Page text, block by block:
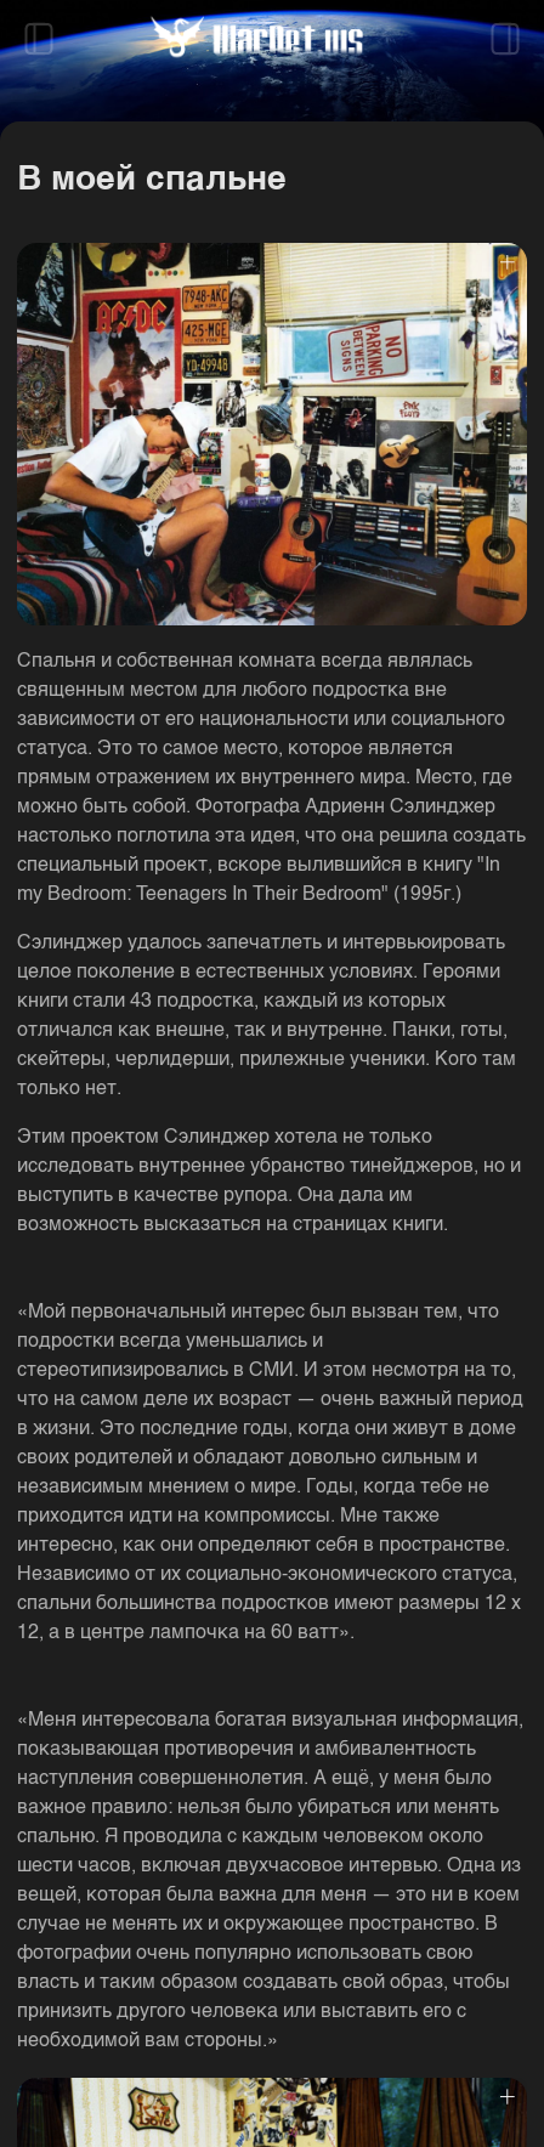
В моей спальне
Спальня и собственная комната всегда являлась
священным местом для любого подростка вне
зависимости от его национальности или социального
статуса. Это то самое место, которое является
прямым отражением их внутреннего мира. Место, где
можно быть собой. Фотографа Адриенн Сэлинджер
настолько поглотила эта идея, что она решила создать
специальный проект, вскоре вылившийся в книгу "In
my Bedroom: Teenagers In Their Bedroom" (1995г.)
Сэлинджер удалось запечатлеть и интервьюировать
целое поколение в естественных условиях. Героями
книги стали 43 подростка, каждый из которых
отличался как внешне, так и внутренне. Панки, готы,
скейтеры, черлидерши, прилежные ученики. Кого там
только нет.
Этим проектом Сэлинджер хотела не только
исследовать внутреннее убранство тинейджеров, но и
выступить в качестве рупора. Она дала им
возможность высказаться на страницах книги.
«Мой первоначальный интерес был вызван тем, что
подростки всегда уменьшались и
стереотипизировались в СМИ. И этом несмотря на то,
что на самом деле их возраст — очень важный период
в жизни. Это последние годы, когда они живут в доме
своих родителей и обладают довольно сильным и
независимым мнением о мире. Годы, когда тебе не
приходится идти на компромиссы. Мне также
интересно, как они определяют себя в пространстве.
Независимо от их социально-экономического статуса,
спальни большинства подростков имеют размеры 12 х
12, а в центре лампочка на 60 ватт».
«Меня интересовала богатая визуальная информация,
показывающая противоречия и амбивалентность
наступления совершеннолетия. А ещё, у меня было
важное правило: нельзя было убираться или менять
спальню. Я проводила с каждым человеком около
шести часов, включая двухчасовое интервью. Одна из
вещей, которая была важна для меня — это ни в коем
случае не менять их и окружающее пространство. В
фотографии очень популярно использовать свою
власть и таким образом создавать свой образ, чтобы
принизить другого человека или выставить его с
необходимой вам стороны.»